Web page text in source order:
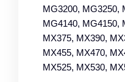
MG3200, MG3250,
MG4140, MG4150,
MX375, MX390,
MX455, MX470,
MX525, MX530,